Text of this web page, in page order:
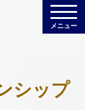
メニュー
シップ